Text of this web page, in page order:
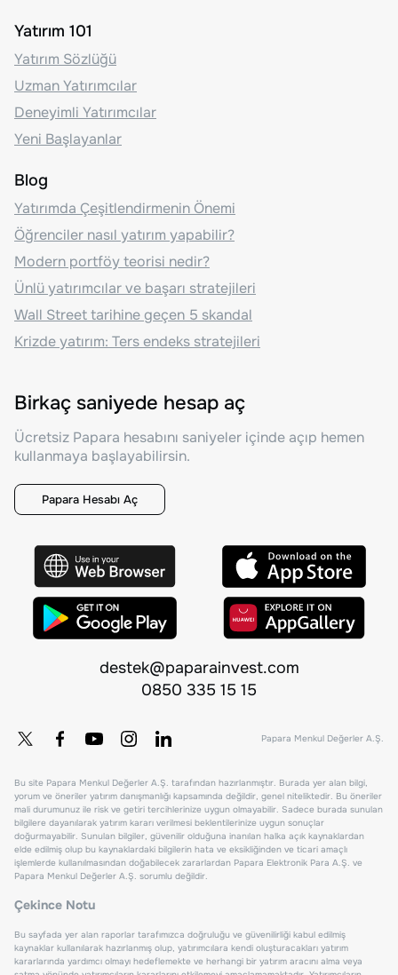
Yatırım 101
Yatırım Sözlüğü
Uzman Yatırımcılar
Deneyimli Yatırımcılar
Yeni Başlayanlar
Blog
Yatırımda Çeşitlendirmenin Önemi
Öğrenciler nasıl yatırım yapabilir?
Modern portföy teorisi nedir?
Ünlü yatırımcılar ve başarı stratejileri
Wall Street tarihine geçen 5 skandal
Krizde yatırım: Ters endeks stratejileri
Birkaç saniyede hesap aç
Ücretsiz Papara hesabını saniyeler içinde açıp hemen
kullanmaya başlayabilirsin.
Papara Hesabı Aç
destek@paparainvest.com
0850 335 15 15
Papara Menkul Değerler A.Ş.
Bu site Papara Menkul Değerler A.Ş. tarafından hazırlanmıştır. Burada yer alan bilgi,
yorum ve öneriler yatırım danışmanlığı kapsamında değildir, genel niteliktedir. Bu öneriler
mali durumunuz ile risk ve getiri tercihlerinize uygun olmayabilir. Sadece burada sunulan
bilgilere dayanılarak yatırım kararı verilmesi beklentilerinize uygun sonuçlar
doğurmayabilir. Sunulan bilgiler, güvenilir olduğuna inanılan halka açık kaynaklardan
elde edilmiş olup bu kaynaklardaki bilgilerin hata ve eksikliğinden ve ticari amaçlı
işlemlerde kullanılmasından doğabilecek zararlardan Papara Elektronik Para A.Ş. ve
Papara Menkul Değerler A.Ş. sorumlu değildir.
Çekince Notu
Bu sayfada yer alan raporlar tarafımızca doğruluğu ve güvenilirliği kabul edilmiş
kaynaklar kullanılarak hazırlanmış olup, yatırımcılara kendi oluşturacakları yatırım
kararlarında yardımcı olmayı hedeflemekte ve herhangi bir yatırım aracını alma veya